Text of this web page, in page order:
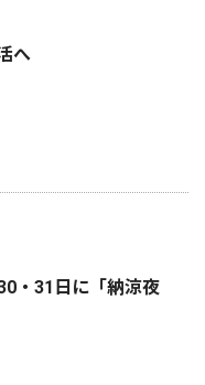
へ
・31日に「納涼夜